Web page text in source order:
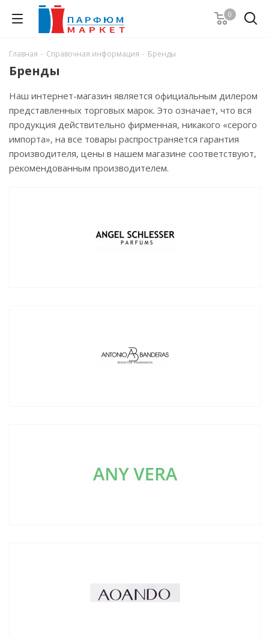
0
Главная - Справочная информация - Бренды
Бренды
Наш интернет-магазин является официальным дилером
представленных торговых марок. Это означает, что вся
продукция действительно фирменная, никакого «серого
импорта», на все товары распространяется гарантия
производителя, цены в нашем магазине соответствуют,
рекомендованным производителем.